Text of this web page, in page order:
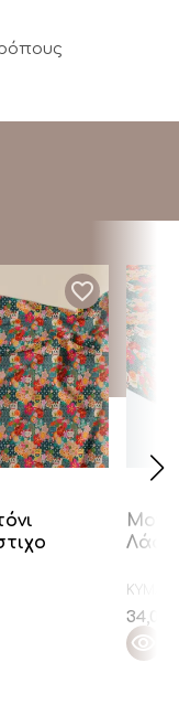
Μονό
KYMA
34,00